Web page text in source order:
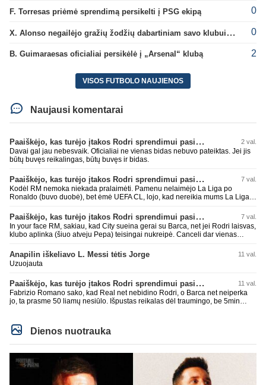
F. Torresas priėmė sprendimą persikelti į PSG ekipą 0
X. Alonso negailėjo gražių žodžių dabartiniam savo klubui „Chelsea“ 0
B. Guimaraesas oficialiai persikėlė į „Arsenal“ klubą 2
VISOS FUTBOLO NAUJIENOS
Naujausi komentarai
Paaiškėjo, kas turėjo įtakos Rodri sprendimui pasirinkti Barselonos pusę 2 val.
Davai gal jau nebesvaik. Oficialiai ne vienas bidas nebuvo pateiktas. Jei jis
būtų buvęs reikalingas, būtų buvęs ir bidas.
Paaiškėjo, kas turėjo įtakos Rodri sprendimui pasirinkti Barselonos pusę 7 val.
Kodėl RM nemoka niekada pralaimėti. Pamenu nelaimėjo La Liga po
Ronaldo (buvo duobė), bet ėmė UEFA CL, lojo, kad nereikia mums La Liga,
laimėti La Liga. Dabar vėl gavo nuo Barcos ir Rodri ateina ne pas juos, vėl
nereikia mums jo, senas ir t.t. Gal davai vyriškai priimkit tuos pralaimėjimus
be kvailų nereikia, nenorim ir t.t.
Paaiškėjo, kas turėjo įtakos Rodri sprendimui pasirinkti Barselonos pusę 7 val.
In your face RM, sakiau, kad City sueina gerai su Barca, net jei Rodri laisvas,
klubo aplinka (šiuo atveju Pepa) teisingai nukreipė. Canceli dar vienas
Super
Anapilin iškeliavo L. Messi tėtis Jorge 11 val.
Uzuojauta
Paaiškėjo, kas turėjo įtakos Rodri sprendimui pasirinkti Barselonos pusę 11 val.
Fabrizio Romano sako, kad Real net nebidino Rodri, o Barca net neiperka
jo, ta prasme 50 liamų nesiūlo. Išpustas reikalas dėl traumingo, be 5min
Dienos nuotrauka